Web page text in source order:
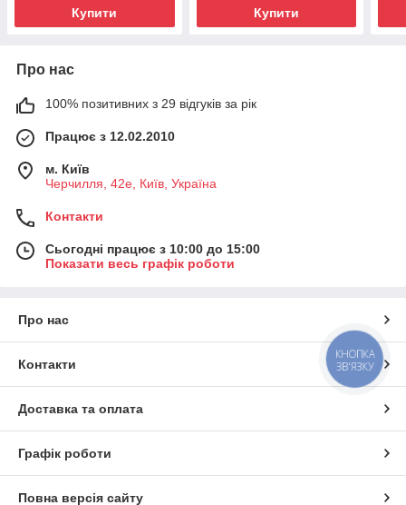
Купити Купити
Про нас
100% позитивних з 29 відгуків за рік
Працює з 12.02.2010
м. Київ
Черчилля, 42е, Київ, Україна
Контакти
Сьогодні працює з 10:00 до 15:00
Показати весь графік роботи
Про нас
Контакти
Доставка та оплата
Графік роботи
Повна версія сайту
КНОПКА
ЗВ'ЯЗКУ